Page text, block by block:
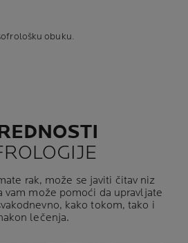
obuku.
rak, može se javiti čitav niz
vam može pomoći da upravljate
kako tokom, tako i
lečenja.